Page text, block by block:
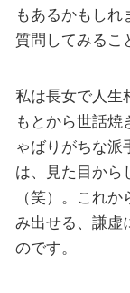
もあるかもしれ
質問してみるこ
私は長女で人生
もとから世話焼
ゃばりがちな派
は、見た目から
（笑）。これ
み出せる、謙虚
のです。